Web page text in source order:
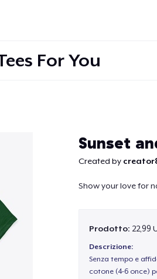
For You
Sunset
Created by
Show your love for
Prodotto: 22,99
Descrizione:
Senza tempo e
cotone (4-6 once)